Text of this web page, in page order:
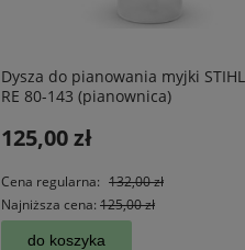
Dysza do pianowania myjki STIHL
RE 80-143 (pianownica)
125,00 zł
Cena regularna: 132,00 zł
Najniższa cena: 125,00 zł
do koszyka